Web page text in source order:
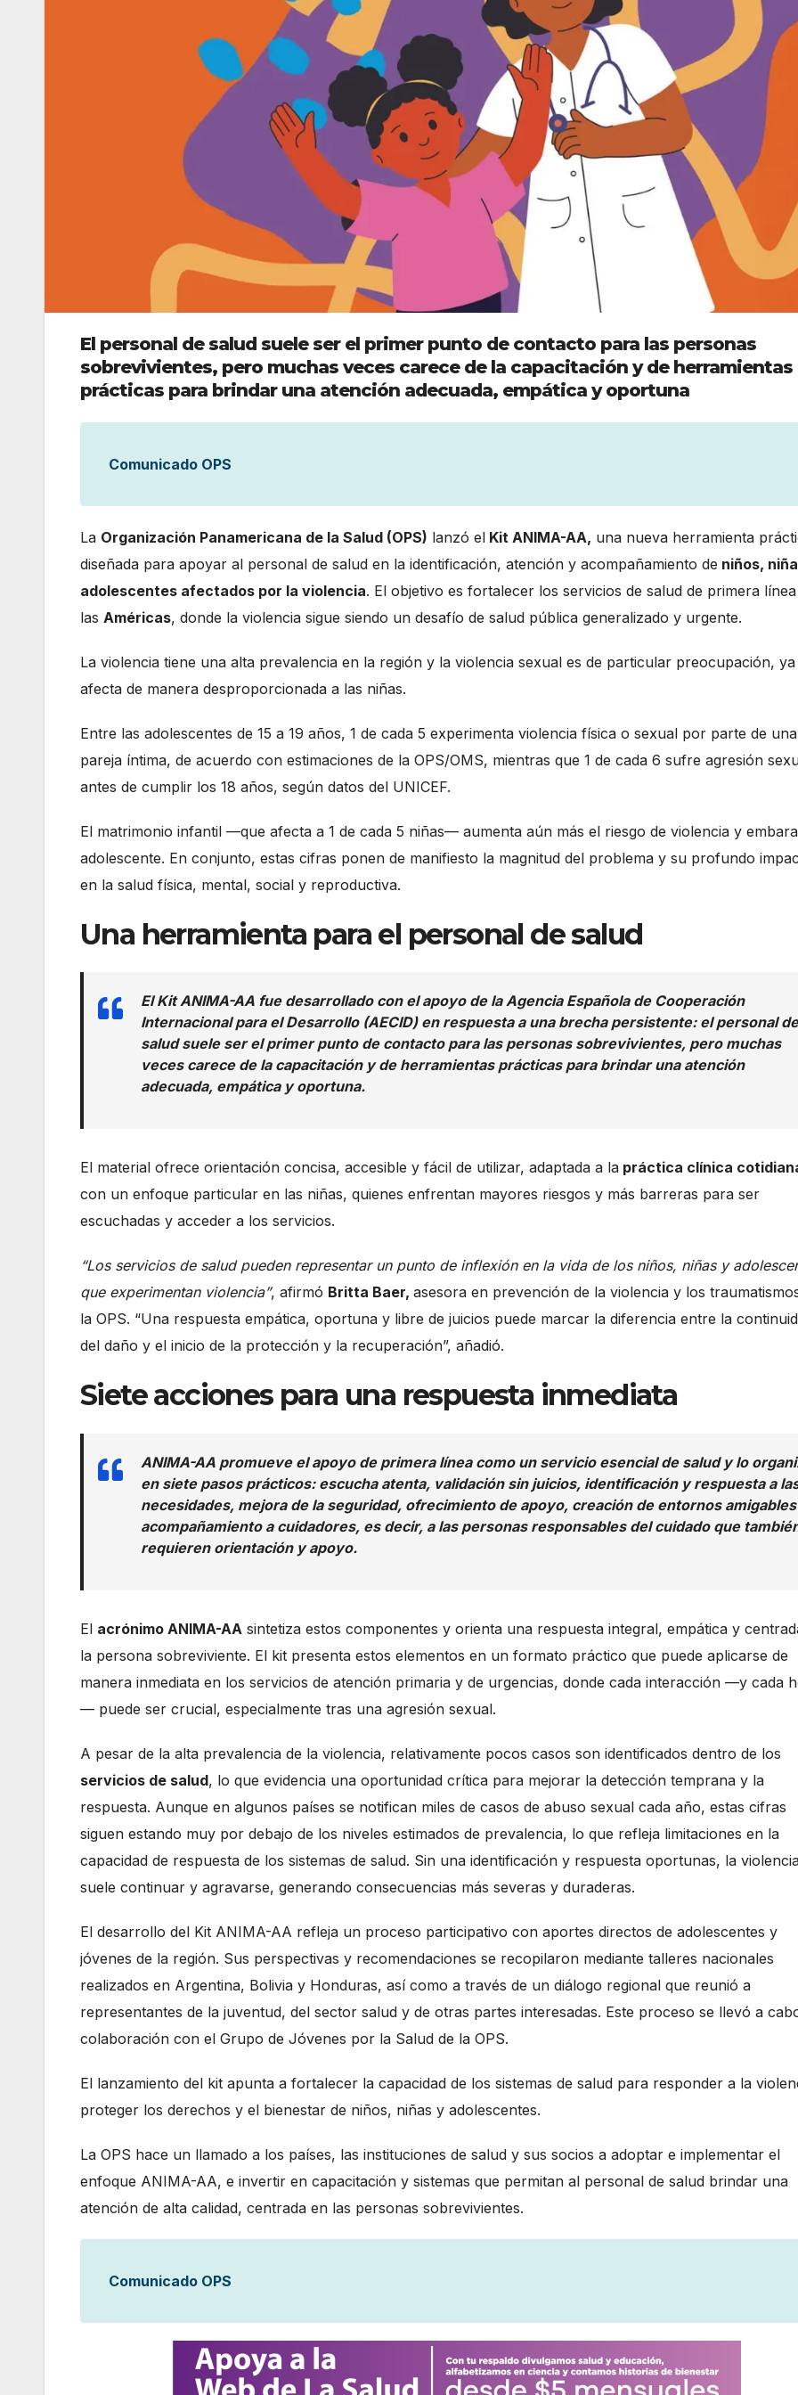
El personal de salud suele ser el primer punto de contacto para las personas
sobrevivientes, pero muchas veces carece de la capacitación y de herramientas
prácticas para brindar una atención adecuada, empática y oportuna
Comunicado OPS
La Organización Panamericana de la Salud (OPS) lanzó el Kit ANIMA-AA, una nueva herramienta
diseñada para apoyar al personal de salud en la identificación, atención y acompañamiento de niños,
adolescentes afectados por la violencia. El objetivo es fortalecer los servicios de salud de primera
las Américas, donde la violencia sigue siendo un desafío de salud pública generalizado y urgente.
La violencia tiene una alta prevalencia en la región y la violencia sexual es de particular preocupación, ya
afecta de manera desproporcionada a las niñas.
Entre las adolescentes de 15 a 19 años, 1 de cada 5 experimenta violencia física o sexual por parte de una
pareja íntima, de acuerdo con estimaciones de la OPS/OMS, mientras que 1 de cada 6 sufre agresión
antes de cumplir los 18 años, según datos del UNICEF.
El matrimonio infantil —que afecta a 1 de cada 5 niñas— aumenta aún más el riesgo de violencia y
adolescente. En conjunto, estas cifras ponen de manifiesto la magnitud del problema y su profundo
en la salud física, mental, social y reproductiva.
Una herramienta para el personal de salud
El Kit ANIMA-AA fue desarrollado con el apoyo de la Agencia Española de Cooperación
Internacional para el Desarrollo (AECID) en respuesta a una brecha persistente: el personal de
salud suele ser el primer punto de contacto para las personas sobrevivientes, pero muchas
veces carece de la capacitación y de herramientas prácticas para brindar una atención
adecuada, empática y oportuna.
El material ofrece orientación concisa, accesible y fácil de utilizar, adaptada a la práctica clínica
con un enfoque particular en las niñas, quienes enfrentan mayores riesgos y más barreras para ser
escuchadas y acceder a los servicios.
“Los servicios de salud pueden representar un punto de inflexión en la vida de los niños, niñas y
que experimentan violencia”, afirmó Britta Baer, asesora en prevención de la violencia y los
la OPS. “Una respuesta empática, oportuna y libre de juicios puede marcar la diferencia entre la
del daño y el inicio de la protección y la recuperación”, añadió.
Siete acciones para una respuesta inmediata
ANIMA-AA promueve el apoyo de primera línea como un servicio esencial de salud y lo
en siete pasos prácticos: escucha atenta, validación sin juicios, identificación y respuesta a
necesidades, mejora de la seguridad, ofrecimiento de apoyo, creación de entornos
acompañamiento a cuidadores, es decir, a las personas responsables del cuidado que
requieren orientación y apoyo.
El acrónimo ANIMA-AA sintetiza estos componentes y orienta una respuesta integral, empática y
la persona sobreviviente. El kit presenta estos elementos en un formato práctico que puede aplicarse de
manera inmediata en los servicios de atención primaria y de urgencias, donde cada interacción —y cada
— puede ser crucial, especialmente tras una agresión sexual.
A pesar de la alta prevalencia de la violencia, relativamente pocos casos son identificados dentro de los
servicios de salud, lo que evidencia una oportunidad crítica para mejorar la detección temprana y la
respuesta. Aunque en algunos países se notifican miles de casos de abuso sexual cada año, estas cifras
siguen estando muy por debajo de los niveles estimados de prevalencia, lo que refleja limitaciones en la
capacidad de respuesta de los sistemas de salud. Sin una identificación y respuesta oportunas, la
suele continuar y agravarse, generando consecuencias más severas y duraderas.
El desarrollo del Kit ANIMA-AA refleja un proceso participativo con aportes directos de adolescentes y
jóvenes de la región. Sus perspectivas y recomendaciones se recopilaron mediante talleres nacionales
realizados en Argentina, Bolivia y Honduras, así como a través de un diálogo regional que reunió a
representantes de la juventud, del sector salud y de otras partes interesadas. Este proceso se llevó a
colaboración con el Grupo de Jóvenes por la Salud de la OPS.
El lanzamiento del kit apunta a fortalecer la capacidad de los sistemas de salud para responder a la
proteger los derechos y el bienestar de niños, niñas y adolescentes.
La OPS hace un llamado a los países, las instituciones de salud y sus socios a adoptar e implementar el
enfoque ANIMA-AA, e invertir en capacitación y sistemas que permitan al personal de salud brindar una
atención de alta calidad, centrada en las personas sobrevivientes.
Comunicado OPS